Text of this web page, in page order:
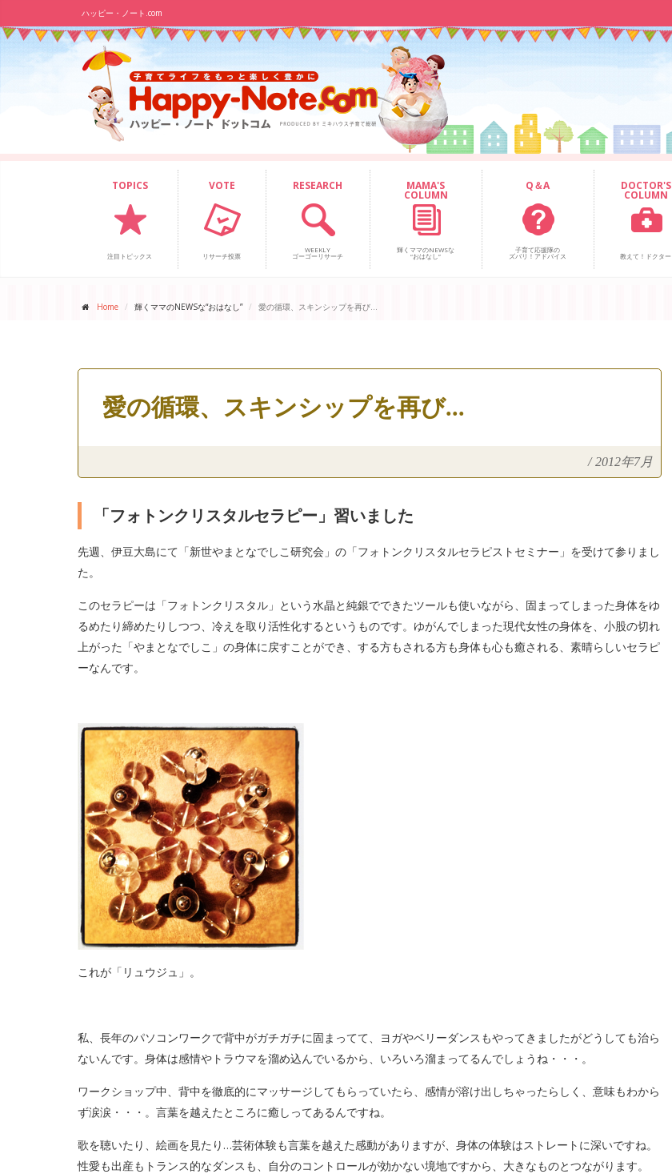
ハッピー・ノート.com
TOPICS
注目トピックス
VOTE
リサーチ投票
RESEARCH
WEEKLY
ゴーゴーリサーチ
MAMA'S
COLUMN
輝くママのNEWSな
“おはなし”
Q＆A
子育て応援隊の
ズバリ！アドバイス
DOCTOR'S
COLUMN
教えて！ドクター
Home 輝くママのNEWSな“おはなし” 愛の循環、スキンシップを再び...
愛の循環、スキンシップを再び...
/ 2012年7月
「フォトンクリスタルセラピー」習いました
先週、伊豆大島にて「新世やまとなでしこ研究会」の「フォトンクリスタルセラピストセミナー」を受けて参りまし
た。
このセラピーは「フォトンクリスタル」という水晶と純銀でできたツールも使いながら、固まってしまった身体をゆ
るめたり締めたりしつつ、冷えを取り活性化するというものです。ゆがんでしまった現代女性の身体を、小股の切れ
上がった「やまとなでしこ」の身体に戻すことができ、する方もされる方も身体も心も癒される、素晴らしいセラピ
ーなんです。
これが「リュウジュ」。
私、長年のパソコンワークで背中がガチガチに固まってて、ヨガやベリーダンスもやってきましたがどうしても治ら
ないんです。身体は感情やトラウマを溜め込んでいるから、いろいろ溜まってるんでしょうね・・・。
ワークショップ中、背中を徹底的にマッサージしてもらっていたら、感情が溶け出しちゃったらしく、意味もわから
ず涙涙・・・。言葉を越えたところに癒しってあるんですね。
歌を聴いたり、絵画を見たり…芸術体験も言葉を越えた感動がありますが、身体の体験はストレートに深いですね。
性愛も出産もトランス的なダンスも、自分のコントロールが効かない境地ですから、大きなものとつながります。